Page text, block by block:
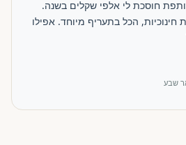
חוסכת לי אלפי שקלים בשנה.
חינוכיות, הכל בתעריף מיוחד. אפילו
שבע